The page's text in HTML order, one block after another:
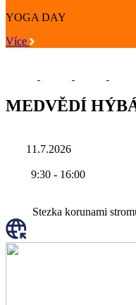
YOGA DAY
Více
MEDVĚDÍ
11.7.2026
9:30 - 16:00
Stezka korunami